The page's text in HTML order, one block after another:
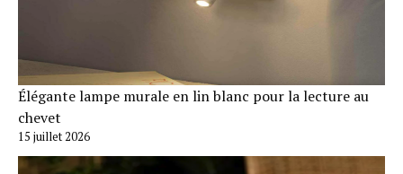
Élégante lampe murale en lin blanc pour la lecture au
chevet
15 juillet 2026